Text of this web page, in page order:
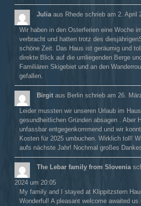
Julia aus Rhede schrieb am 2. April
Wir haben in den Osterferien eine Woche
verbracht und hatten trotz des
schöne Zeit. Das Haus ist geräumig und
direkte Blick auf die umliegenden Berge
Familiären Skigebiet und an den
gefallen.
Birgit aus Berlin schrieb am 26.
Leider mussten wir unseren Urlaub im
gesundheitlichen Gründen absagen . Aber
unfassbar entgegenkommend und wir
Kosten für 2025 umbuchen. Wirklich toll!
aufs nächste Jahr! Nochmal großes
The Lebar family from Slovenia
2024 um 20:05
My family and I stayed at Klippitzstern
Wonderful! A pleasant welcome awaited us